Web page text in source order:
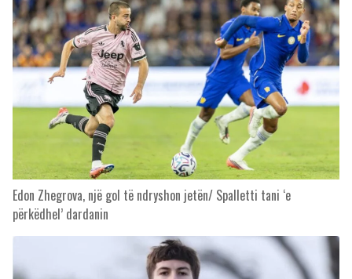
Edon Zhegrova, një gol të ndryshon jetën/ Spalletti tani ‘e
përkëdhel’ dardanin